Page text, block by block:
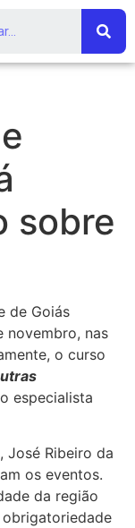
sobre
de Goiás
novembro, nas
o curso
especialista
José Ribeiro da
os eventos.
da região